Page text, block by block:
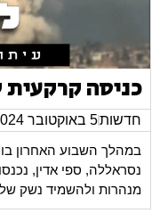
כניסה קרקעית
חדשות5 באוקטובר 2024
במהלך השבוע האחרון
נסראללה, ספי אדין,
מנהרות ולהשמיד נשק